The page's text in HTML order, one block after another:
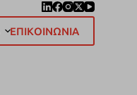
ΕΠΙΚΟΙΝΩΝΙΑ